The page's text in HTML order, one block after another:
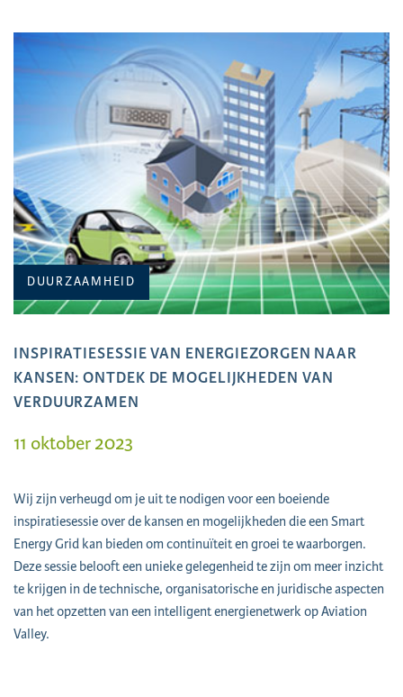
DUURZAAMHEID
INSPIRATIESESSIE VAN ENERGIEZORGEN NAAR
KANSEN: ONTDEK DE MOGELIJKHEDEN VAN
VERDUURZAMEN
11 oktober 2023
Wij zijn verheugd om je uit te nodigen voor een boeiende
inspiratiesessie over de kansen en mogelijkheden die een Smart
Energy Grid kan bieden om continuïteit en groei te waarborgen.
Deze sessie belooft een unieke gelegenheid te zijn om meer inzicht
te krijgen in de technische, organisatorische en juridische aspecten
van het opzetten van een intelligent energienetwerk op Aviation
Valley.